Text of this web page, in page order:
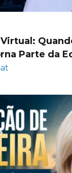
Parte da